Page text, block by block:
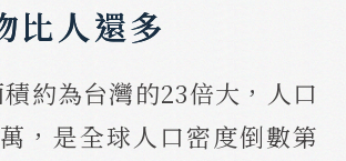
比人還多
約為台灣的23倍大，人口
，是全球人口密度倒數第